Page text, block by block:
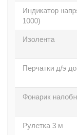
Индикатор
1000)
Изолента
Перчатки д/э
Фонарик
Рулетка 3 м